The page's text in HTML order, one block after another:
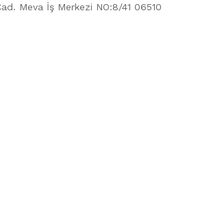
Meva İş Merkezi NO:8/41 06510